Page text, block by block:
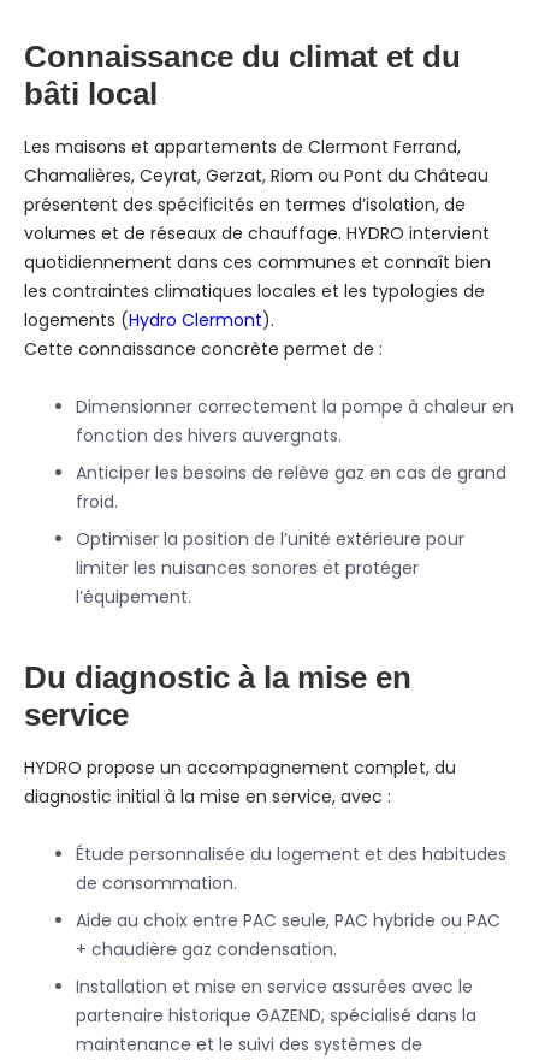
Connaissance du climat et du
bâti local
Les maisons et appartements de Clermont Ferrand,
Chamalières, Ceyrat, Gerzat, Riom ou Pont du Château
présentent des spécificités en termes d’isolation, de
volumes et de réseaux de chauffage. HYDRO intervient
quotidiennement dans ces communes et connaît bien
les contraintes climatiques locales et les typologies de
logements (Hydro Clermont).
Cette connaissance concrète permet de :
Dimensionner correctement la pompe à chaleur en
fonction des hivers auvergnats.
Anticiper les besoins de relève gaz en cas de grand
froid.
Optimiser la position de l’unité extérieure pour
limiter les nuisances sonores et protéger
l’équipement.
Du diagnostic à la mise en
service
HYDRO propose un accompagnement complet, du
diagnostic initial à la mise en service, avec :
Étude personnalisée du logement et des habitudes
de consommation.
Aide au choix entre PAC seule, PAC hybride ou PAC
+ chaudière gaz condensation.
Installation et mise en service assurées avec le
partenaire historique GAZEND, spécialisé dans la
maintenance et le suivi des systèmes de